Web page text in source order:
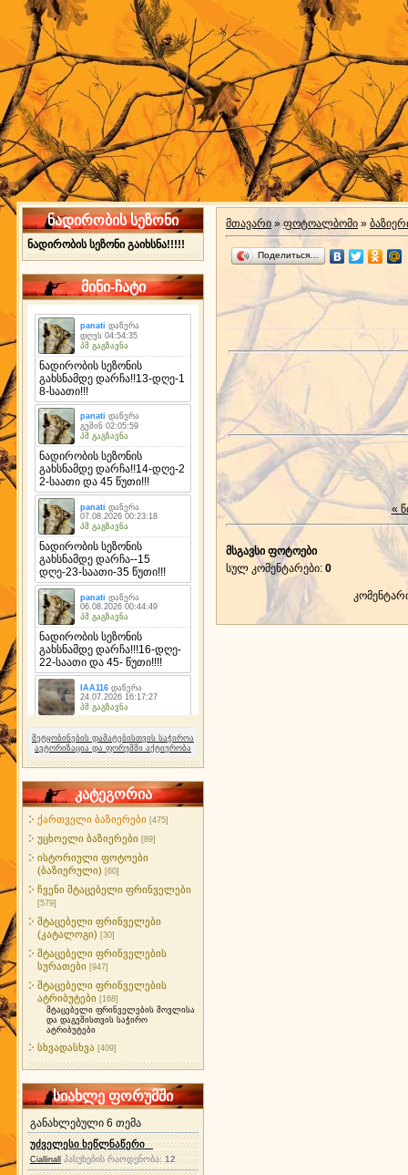
ნადირობის სეზონი
ნადირობის სეზონი გაიხსნა!!!!!
მინი-ჩატი
შეტყობინების დამატებისთვის საჭიროა
ავტორიზაცია და ფორუმში აქტიურობა
კატეგორია
ქართველი ბაზიერები [475]
უცხოელი ბაზიერები [89]
ისტორიული ფოტოები
(ბაზიერული) [60]
ჩვენი მტაცებელი ფრინველები
[579]
მტაცებელი ფრინველები
(კატალოგი) [30]
მტაცებელი ფრინველების
სურათები [947]
მტაცებელი ფრინველების
ატრიბუტები [168]
მტაცებელი ფრინველების მოვლისა
და დაგეშისთვის საჭირო
ატრიბუტები
სხვადასხვა [409]
სიახლე ფორუმში
განახლებული 6 თემა
უძველესი ხეწლნაწერი
Ciallinall პასუხების რაოდენობა:12
მთავარი » ფოტოალბომი »
Поделиться…
«
მსგავსი ფოტოები
სულ კომენტარები: 0